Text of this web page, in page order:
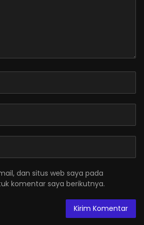
dan situs web saya pada
komentar saya berikutnya.